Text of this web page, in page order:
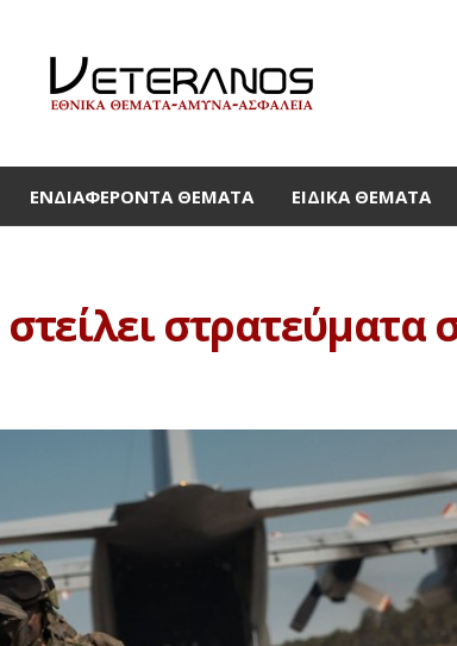
ΕΝΔΙΑΦΈΡΟΝΤΑ ΘΈΜΑΤΑ ΕΙΔΙΚΆ ΘΈΜΑΤΑ